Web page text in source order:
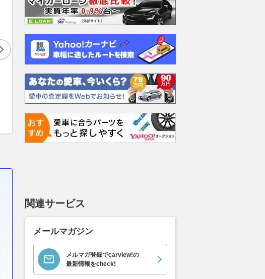
ダイハツ ムーヴキャン
バス 660 ストライプス
支払総額
9万円
ロールスロイス ゴース
ト ロールスロイス ゴ
ースト(第1世代 / RR4)
支払総額
905.1万円
ホンダ NSX 3.0
支払総額
898
関連サービス
メールマガジン
メルマガ登録でcarview!の
最新情報をcheck!